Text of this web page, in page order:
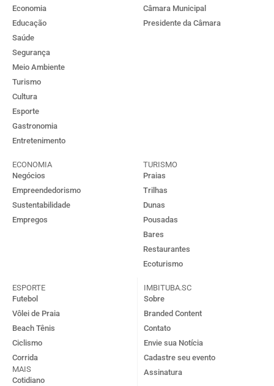
Economia
Educação
Saúde
Segurança
Meio Ambiente
Turismo
Cultura
Esporte
Gastronomia
Entretenimento
Câmara Municipal
Presidente da Câmara
ECONOMIA
Negócios
Empreendedorismo
Sustentabilidade
Empregos
TURISMO
Praias
Trilhas
Dunas
Pousadas
Bares
Restaurantes
Ecoturismo
ESPORTE
Futebol
Vôlei de Praia
Beach Tênis
Ciclismo
Corrida
MAIS
Cotidiano
IMBITUBA.SC
Sobre
Branded Content
Contato
Envie sua Notícia
Cadastre seu evento
Assinatura